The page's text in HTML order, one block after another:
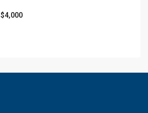
$4,000